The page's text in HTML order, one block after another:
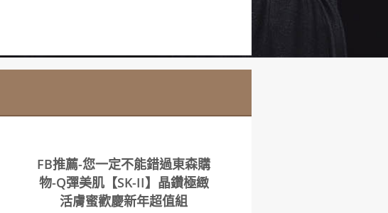
FB推薦-您一定不能錯過東森購
物-Q彈美肌【SK-II】晶鑽極緻
活膚蜜歡慶新年超值組